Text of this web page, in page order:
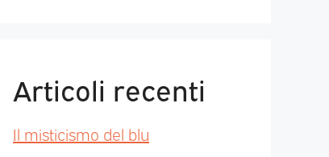
Articoli recenti
Il misticismo del blu